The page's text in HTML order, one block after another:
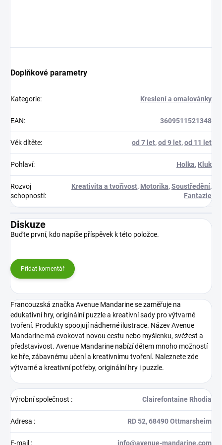
Doplňkové parametry
Kategorie: Kreslení a omalovánky
EAN: 3609511521348
Věk dítěte: od 7 let,od 9 let,od 11 let
Pohlaví: Holka, Kluk
Rozvoj
schopností:
Kreativita a tvořivost, Motorika,Soustředění,
Fantazie
Diskuze
Buďte první, kdo napíše příspěvek k této položce.
Přidat komentář
Francouzská značka Avenue Mandarine se zaměřuje na
edukativní hry, originální puzzle a kreativní sady pro výtvarné
tvoření. Produkty spoojují nádherné ilustrace. Název Avenue
Mandarine má evokovat novou cestu nebo myšlenku, svěžest a
představivost. Avenue Mandarine nabízí dětem mnoho možností
ke hře, zábavnému učení a kreativnímu tvoření. Naleznete zde
výtvarné a kreativní potřeby, originální hry i puzzle.
Výrobní společnost : Clairefontaine Rhodia
Adresa : RD 52, 68490 Ottmarsheim
E-mail : info@avenue-mandarine.com